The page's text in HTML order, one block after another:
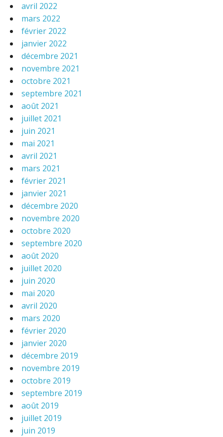
avril 2022
mars 2022
février 2022
janvier 2022
décembre 2021
novembre 2021
octobre 2021
septembre 2021
août 2021
juillet 2021
juin 2021
mai 2021
avril 2021
mars 2021
février 2021
janvier 2021
décembre 2020
novembre 2020
octobre 2020
septembre 2020
août 2020
juillet 2020
juin 2020
mai 2020
avril 2020
mars 2020
février 2020
janvier 2020
décembre 2019
novembre 2019
octobre 2019
septembre 2019
août 2019
juillet 2019
juin 2019